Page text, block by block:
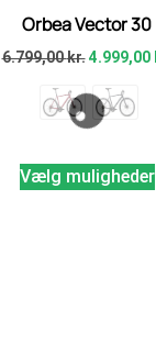
Orbea Vector 30
6.799,00kr. 4.999,00
Vælg muligheder